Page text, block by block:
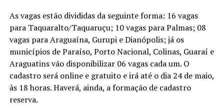
As vagas estão divididas da seguinte forma: 16 vagas
para Taquaralto/Taquaruçu; 10 vagas para Palmas; 08
vagas para Araguaína, Gurupi e Dianópolis; já os
municípios de Paraíso, Porto Nacional, Colinas, Guaraí e
Araguatins vão disponibilizar 06 vagas cada um. O
cadastro será online e gratuito e irá até o dia 24 de maio,
às 18 horas. Haverá, ainda, a formação de cadastro
reserva.